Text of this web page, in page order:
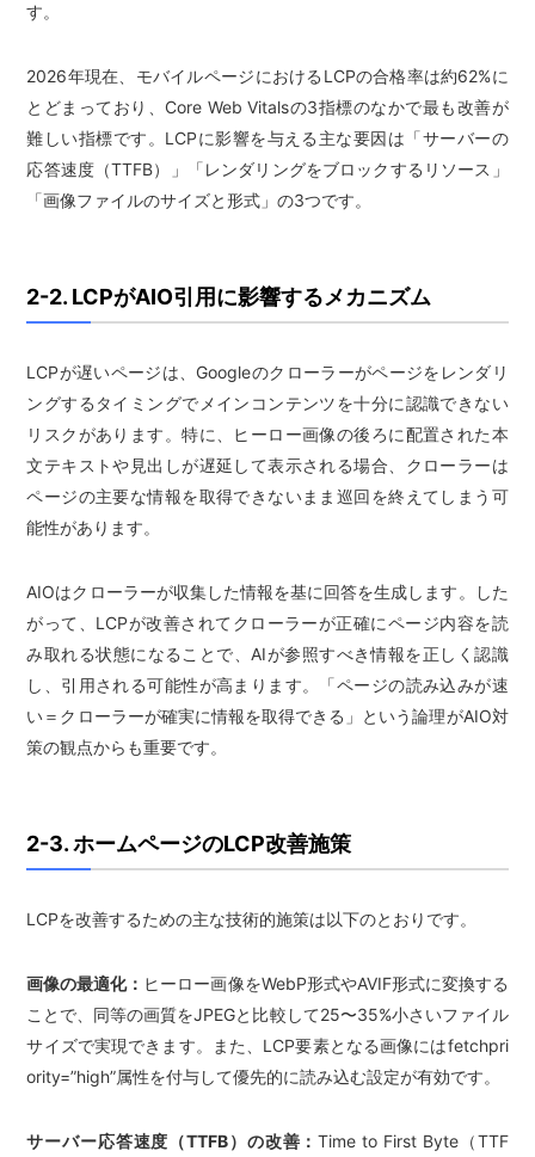
す。
2026年現在、モバイルページにおけるLCPの合格率は約62%に
とどまっており、Core Web Vitalsの3指標のなかで最も改善が
難しい指標です。LCPに影響を与える主な要因は「サーバーの
応答速度（TTFB）」「レンダリングをブロックするリソース」
「画像ファイルのサイズと形式」の3つです。
2-2. LCPがAIO引用に影響するメカニズム
LCPが遅いページは、Googleのクローラーがページをレンダリ
ングするタイミングでメインコンテンツを十分に認識できない
リスクがあります。特に、ヒーロー画像の後ろに配置された本
文テキストや見出しが遅延して表示される場合、クローラーは
ページの主要な情報を取得できないまま巡回を終えてしまう可
能性があります。
AIOはクローラーが収集した情報を基に回答を生成します。した
がって、LCPが改善されてクローラーが正確にページ内容を読
み取れる状態になることで、AIが参照すべき情報を正しく認識
し、引用される可能性が高まります。「ページの読み込みが速
い＝クローラーが確実に情報を取得できる」という論理がAIO対
策の観点からも重要です。
2-3. ホームページのLCP改善施策
LCPを改善するための主な技術的施策は以下のとおりです。
画像の最適化： ヒーロー画像をWebP形式やAVIF形式に変換する
ことで、同等の画質をJPEGと比較して25〜35%小さいファイル
サイズで実現できます。また、LCP要素となる画像にはfetchpri
ority=”high”属性を付与して優先的に読み込む設定が有効です。
サーバー応答速度（TTFB）の改善：Time to First Byte（TTF